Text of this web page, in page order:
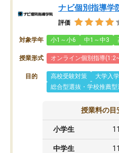
ナビ個別指導学
評価
対象学年 小1～小6 中1～中3
授業形式 オンライン個別指導
目的 高校受験対策
大学入
総合型選抜・学校推薦型
授業料の目
小学生
中学生